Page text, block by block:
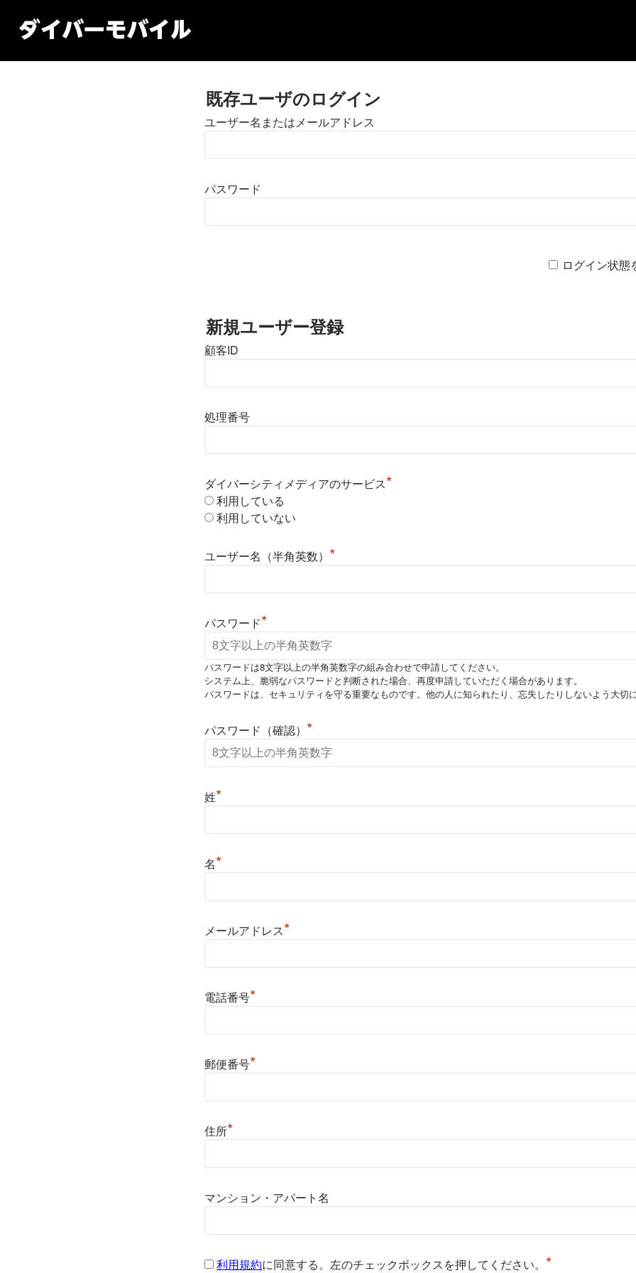
既存ユーザのログイン
ユーザー名またはメールアドレス
パスワード
ログイン状態
新規ユーザー登録
顧客ID
処理番号
ダイバーシティメディアのサービス*
利用している
利用していない
ユーザー名（半角英数） *
パスワード*
パスワードは8文字以上の半角英数字の組み合わせで申請してください。
システム上、脆弱なパスワードと判断された場合、再度申請していただく場合があります。
パスワードは、セキュリティを守る重要なものです。他の人に知られたり、忘失したりしないよう大切
パスワード（確認） *
姓*
名*
メールアドレス*
電話番号*
郵便番号*
住所*
マンション・アパート名
利用規約に同意する。左のチェックボックスを押してください。 *